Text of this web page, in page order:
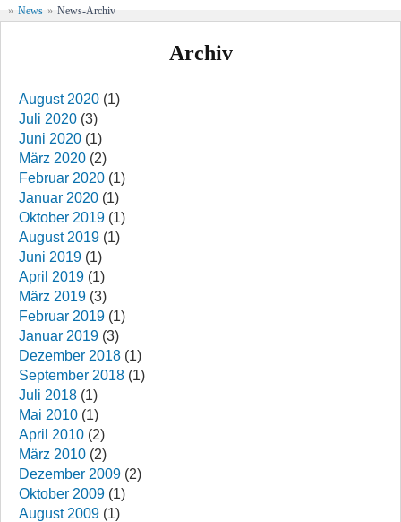
» News » News-Archiv
Archiv
August 2020 (1)
Juli 2020 (3)
Juni 2020 (1)
März 2020 (2)
Februar 2020 (1)
Januar 2020 (1)
Oktober 2019 (1)
August 2019 (1)
Juni 2019 (1)
April 2019 (1)
März 2019 (3)
Februar 2019 (1)
Januar 2019 (3)
Dezember 2018 (1)
September 2018 (1)
Juli 2018 (1)
Mai 2010 (1)
April 2010 (2)
März 2010 (2)
Dezember 2009 (2)
Oktober 2009 (1)
August 2009 (1)